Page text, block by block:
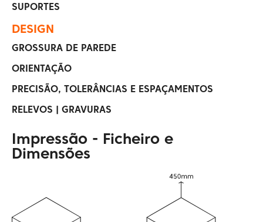
SUPORTES
DESIGN
GROSSURA DE PAREDE
ORIENTAÇÃO
PRECISÃO, TOLERÂNCIAS E ESPAÇAMENTOS
RELEVOS | GRAVURAS
Impressão - Ficheiro e
Dimensões